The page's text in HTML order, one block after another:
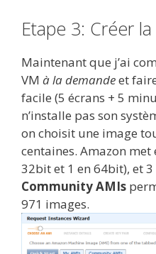
Etape 3: Créer la
Maintenant que j’ai
VM à la demandeet
facile (5 écrans + 5
n’installe pas son
on choisit une image
centaines. Amazon met
32bit et 1 en 64bit), et 3
Community AMIs
971 images.